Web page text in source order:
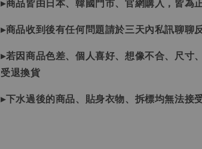
▸商品皆由日本、韓國門市、官網購入，皆為
▸商品收到後有任何問題請於三天內私訊聊聊
▸若因商品色差、個人喜好、想像不合、尺寸
受退換貨
▸下水過後的商品、貼身衣物、拆標均無法接